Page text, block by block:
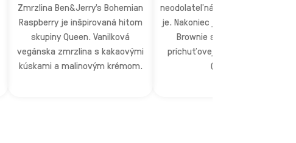
Zmrzlina Ben&Jerry's Bohemian
Raspberry je inšpirovaná hitom
skupiny Queen. Vanilková
vegánska zmrzlina s kakaovými
kúskami a malinovým krémom.
neodolateľná, ako v skutočnosti
je. Nakoniec je Chocolate Fudge
Brownie súčasťou našej
príchuťovej Fairtrade rodinky
(hurá!).